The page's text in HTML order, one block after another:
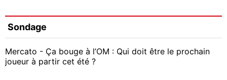
Sondage
Mercato - Ça bouge à l’OM : Qui doit être le prochain
joueur à partir cet été ?